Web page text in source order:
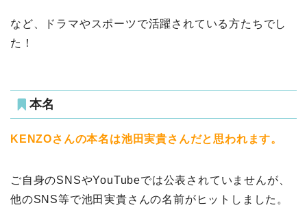
など、ドラマやスポーツで活躍されている方たちでし
た！
本名
KENZOさんの本名は池田実貴さんだと思われます。
ご自身のSNSやYouTubeでは公表されていませんが、
他のSNS等で池田実貴さんの名前がヒットしました。